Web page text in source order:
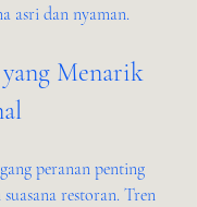
asri dan nyaman.
yang Menarik
peranan penting
restoran. Tren